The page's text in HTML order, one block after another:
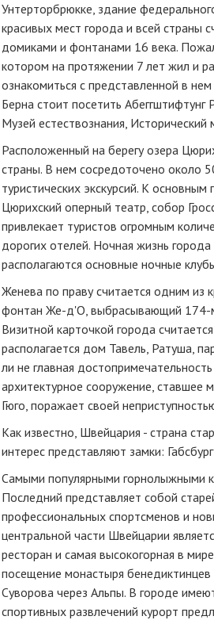
Унтерторбрюкке, здание
красивых мест города и всей страны
домиками и фонтанами 16 века.
котором на протяжении 7 лет жил и
ознакомиться с представленной в
Берна стоит посетить
Музей естествознания, Исторический
Расположенный на берегу озера
страны. В нем сосредоточено около
туристических экскурсий. К
Цюрихский оперный театр, собор
привлекает туристов огромным
дорогих отелей. Ночная жизнь
располагаются основные ночные
Женева по праву считается одним из
фонтан Же-д'О, выбрасывающий 174-
Визитной карточкой города
располагается дом Тавель, Ратуша,
ли не главная
архитектурное сооружение, ставшее
Гюго, поражает своей
Как известно, Швейцария - страна
интерес представляют замки:
Самыми популярными горнолыжными
Последний представляет собой
профессиональных спортсменов и
центральной части Швейцарии
ресторан и самая высокогорная в
посещение монастыря
Суворова через Альпы. В городе
спортивных развлечений курорт